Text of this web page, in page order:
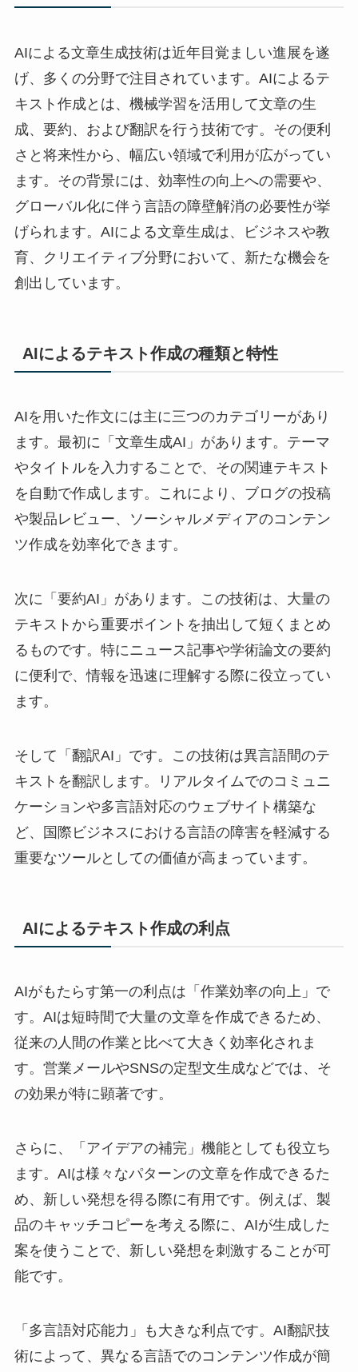
AIによる文章生成技術は近年目覚ましい進展を遂
げ、多くの分野で注目されています。AIによるテ
キスト作成とは、機械学習を活用して文章の生
成、要約、および翻訳を行う技術です。その便利
さと将来性から、幅広い領域で利用が広がってい
ます。その背景には、効率性の向上への需要や、
グローバル化に伴う言語の障壁解消の必要性が挙
げられます。AIによる文章生成は、ビジネスや教
育、クリエイティブ分野において、新たな機会を
創出しています。
AIによるテキスト作成の種類と特性
AIを用いた作文には主に三つのカテゴリーがあり
ます。最初に「文章生成AI」があります。テーマ
やタイトルを入力することで、その関連テキスト
を自動で作成します。これにより、ブログの投稿
や製品レビュー、ソーシャルメディアのコンテン
ツ作成を効率化できます。
次に「要約AI」があります。この技術は、大量の
テキストから重要ポイントを抽出して短くまとめ
るものです。特にニュース記事や学術論文の要約
に便利で、情報を迅速に理解する際に役立ってい
ます。
そして「翻訳AI」です。この技術は異言語間のテ
キストを翻訳します。リアルタイムでのコミュニ
ケーションや多言語対応のウェブサイト構築な
ど、国際ビジネスにおける言語の障害を軽減する
重要なツールとしての価値が高まっています。
AIによるテキスト作成の利点
AIがもたらす第一の利点は「作業効率の向上」で
す。AIは短時間で大量の文章を作成できるため、
従来の人間の作業と比べて大きく効率化されま
す。営業メールやSNSの定型文生成などでは、そ
の効果が特に顕著です。
さらに、「アイデアの補完」機能としても役立ち
ます。AIは様々なパターンの文章を作成できるた
め、新しい発想を得る際に有用です。例えば、製
品のキャッチコピーを考える際に、AIが生成した
案を使うことで、新しい発想を刺激することが可
能です。
「多言語対応能力」も大きな利点です。AI翻訳技
術によって、異なる言語でのコンテンツ作成が簡